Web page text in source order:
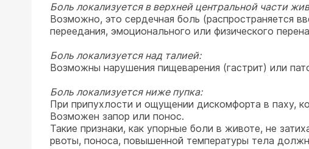
Боль локализуется в верхней центральной части
Возможно, это сердечная боль (распространяется
переедания, эмоционального или физического
Боль локализуется над талией:
Возможны нарушения пищеварения (гастрит) или
Боль локализуется ниже пупка:
При припухлости и ощущении дискомфорта в паху,
Возможен запор или понос.
Такие признаки, как упорные боли в животе, не
рвоты, поноса, повышенной температуры тела